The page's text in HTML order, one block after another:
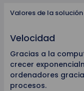
Valores de la solución
Velocidad
Gracias a la
crecer
ordenadores
procesos.